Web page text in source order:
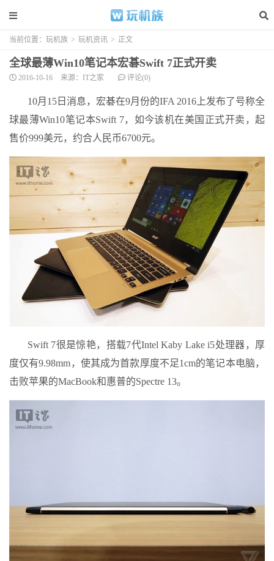
当前位置： 玩机族 > 玩机资讯 > 正文
全球最薄Win10笔记本宏碁Swift 7正式开卖
2016-10-16 来源：IT之家 评论(0)
10月15日消息，宏碁在9月份的IFA 2016上发布了号称全
球最薄Win10笔记本Swift 7，如今该机在美国正式开卖，起
售价999美元，约合人民币6700元。
Swift 7很是惊艳，搭载7代Intel Kaby Lake i5处理器，厚
度仅有9.98mm，使其成为首款厚度不足1cm的笔记本电脑，
击败苹果的MacBook和惠普的Spectre 13。